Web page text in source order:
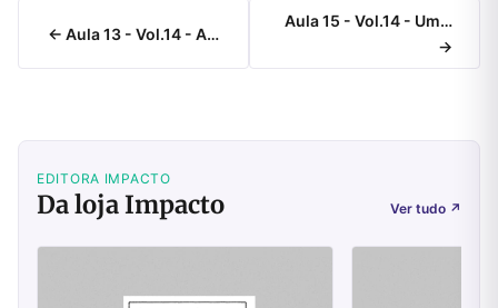
← Aula 13 - Vol.14 - A…
Aula 15 - Vol.14 - Um…
→
EDITORA IMPACTO
Da loja Impacto Ver tudo ↗